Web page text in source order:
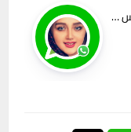
جروبات قصص رومانسيه | قروب روايات واتس بنات بس